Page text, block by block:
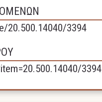
20.500.14040/3394
3394